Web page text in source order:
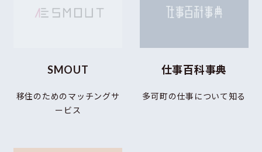
SMOUT
移住のためのマッチングサ
ービス
仕事百科事典
多可町の仕事について知る